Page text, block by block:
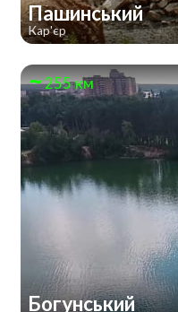
Пашинський
Кар'єр
255 км
Богунський